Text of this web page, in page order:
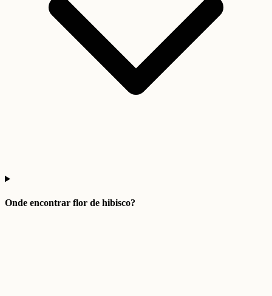
Onde encontrar flor de hibisco?